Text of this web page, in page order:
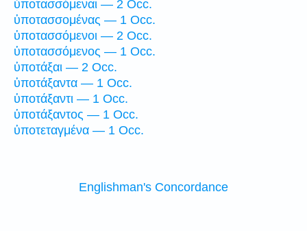
ὑποτασσόμεναι — 2 Occ.
ὑποτασσομένας — 1 Occ.
ὑποτασσόμενοι — 2 Occ.
ὑποτασσόμενος — 1 Occ.
ὑποτάξαι — 2 Occ.
ὑποτάξαντα — 1 Occ.
ὑποτάξαντι — 1 Occ.
ὑποτάξαντος — 1 Occ.
ὑποτεταγμένα — 1 Occ.
Englishman's Concordance